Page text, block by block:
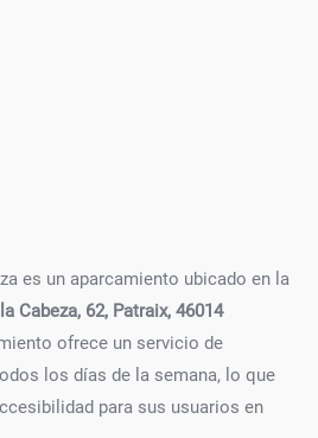
es un aparcamiento ubicado en la
Cabeza, 62, Patraix, 46014
ofrece un servicio de
los días de la semana, lo que
para sus usuarios en